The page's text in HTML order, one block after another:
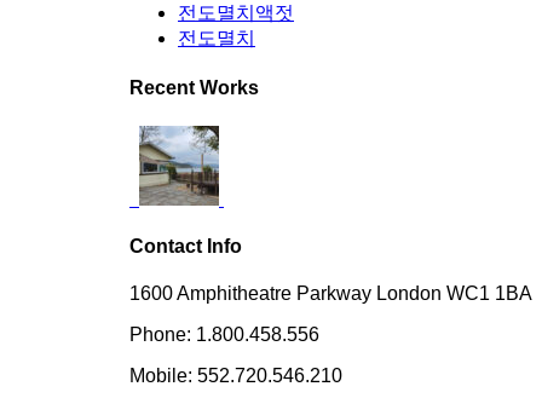
전도멸치액젓
전도멸치
Recent Works
Contact Info
1600 Amphitheatre Parkway London WC1 1BA
Phone: 1.800.458.556
Mobile: 552.720.546.210